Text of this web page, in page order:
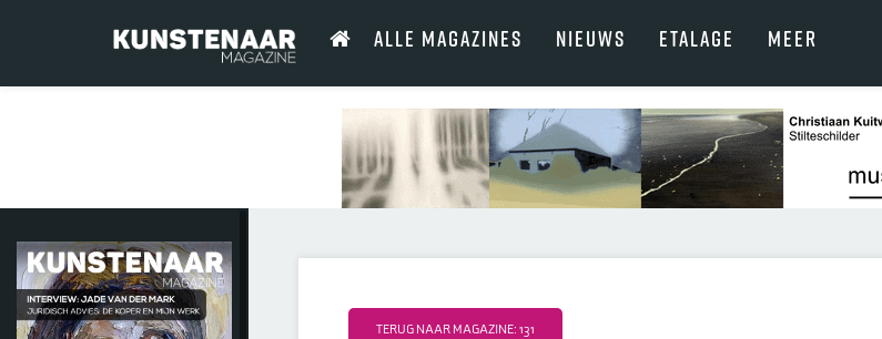
ALLE MAGAZINES NIEUWS ETALAGE MEER
TERUG NAAR MAGAZINE: 131